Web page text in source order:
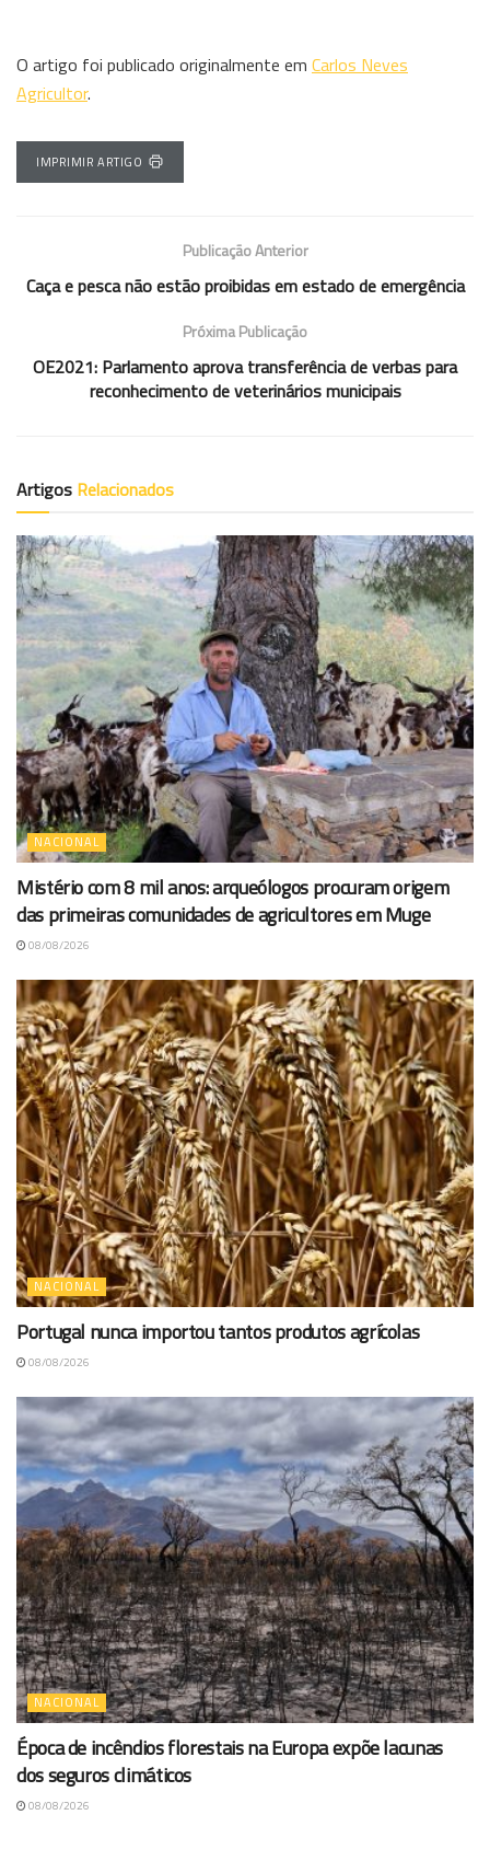
O artigo foi publicado originalmente em Carlos Neves
Agricultor.
IMPRIMIR ARTIGO
Publicação Anterior
Caça e pesca não estão proibidas em estado de emergência
Próxima Publicação
OE2021: Parlamento aprova transferência de verbas para
reconhecimento de veterinários municipais
Artigos Relacionados
NACIONAL
Mistério com 8 mil anos: arqueólogos procuram origem
das primeiras comunidades de agricultores em Muge
08/08/2026
NACIONAL
Portugal nunca importou tantos produtos agrícolas
08/08/2026
NACIONAL
Época de incêndios florestais na Europa expõe lacunas
dos seguros climáticos
08/08/2026